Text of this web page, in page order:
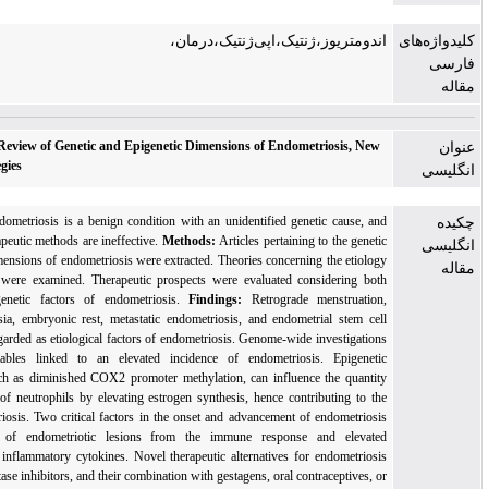
اندومتریوز،ژنتیک،اپی‌ژنتیک،درمان،
Comprehensive Review of Genetic and Epigenetic Dimensions of Endometriosis, New
Treatment Strategies
Background:Endometriosis is a benign condition with an unidentified genetic cause, and
conventional therapeutic methods are ineffective. Methods: Articles pertaining to the genetic
and epigenetic dimensions of endometriosis were extracted. Theories concerning the etiology
of endometriosis were examined. Therapeutic prospects were evaluated considering both
genetic and epigenetic factors of endometriosis.Findings:
Retrograde menstruation,
coelomic metaplasia, embryonic rest, metastatic endometriosis, and endometrial stem cell
recruitment are regarded as etiological factors of endometriosis. Genome-wide investigations
have found variables linked to an elevated incidence of endometriosis. Epigenetic
modifications, such as diminished COX2 promoter methylation, can influence the quantity
and functionality of neutrophils by elevating estrogen synthesis, hence contributing to the
onset of endometriosis. Two critical factors in the onset and advancement of endometriosis
are the evasion of endometriotic lesions from the immune response and elevated
concentrations of inflammatory cytokines. Novel therapeutic alternatives for endometriosis
encompass aromatase inhibitors, and their combination with gestagens, oral contraceptives, or